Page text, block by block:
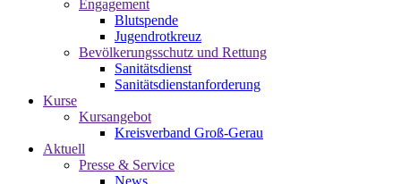
Engagement
Blutspende
Jugendrotkreuz
Bevölkerungsschutz und Rettung
Sanitätsdienst
Sanitätsdienstanforderung
Kurse
Kursangebot
Kreisverband Groß-Gerau
Aktuell
Presse & Service
News